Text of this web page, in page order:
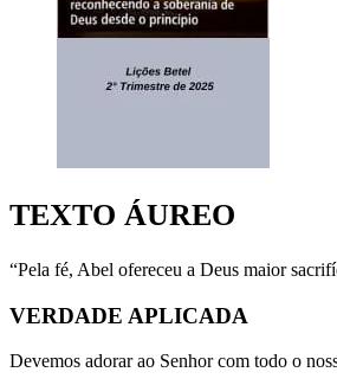
TEXTO ÁUREO
“Pela fé, Abel ofereceu a Deus maior
VERDADE APLICADA
Devemos adorar ao Senhor com todo o